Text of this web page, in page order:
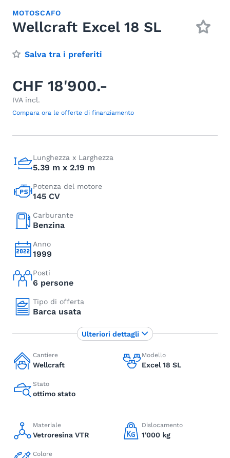
MOTOSCAFO
Wellcraft Excel 18 SL
Salva tra i preferiti
CHF 18'900.-
IVA incl.
Compara ora le offerte di finanziamento
Lunghezza x Larghezza
5.39 m x 2.19 m
Potenza del motore
145 CV
Carburante
Benzina
Anno
1999
Posti
6 persone
Tipo di offerta
Barca usata
Cantiere
Wellcraft
Modello
Excel 18 SL
Stato
ottimo stato
Materiale
Vetroresina VTR
Dislocamento
1'000 kg
Colore
Ulteriori dettagli